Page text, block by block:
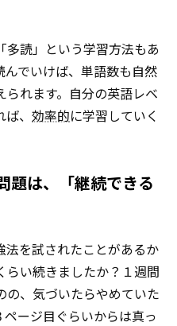
多読」という学習方法もあ
んでいけば、単語数も自然
られます。自分の英語レベ
、 効率的に学習していく
題は、「継続できる
法を試されたことがあるか
らい続きましたか？１週間
、気づいたらやめていた
ージ目ぐらいからは真っ